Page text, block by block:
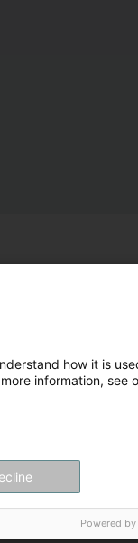
how it is
information, see
Powered by